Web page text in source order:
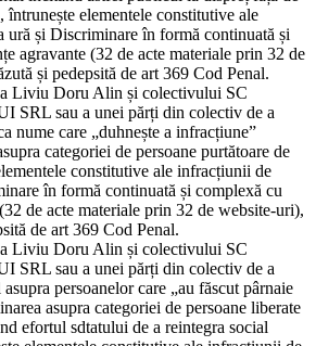
întrunește elementele constitutive ale
și Discriminare în formă continuată și
agravante (32 de acte materiale prin 32 de
și pedepsită de art 369 Cod Penal.
Liviu Doru Alin și colectivului SC
sau a unei părți din colectiv de a
nume care „duhnește a infracțiune”
categoriei de persoane purtătoare de
constitutive ale infracțiunii de
în formă continuată și complexă cu
de acte materiale prin 32 de website-uri),
de art 369 Cod Penal.
Liviu Doru Alin și colectivului SC
sau a unei părți din colectiv de a
persoanelor care „au făscut pârnaie
asupra categoriei de persoane liberate
efortul sdtatului de a reintegra social